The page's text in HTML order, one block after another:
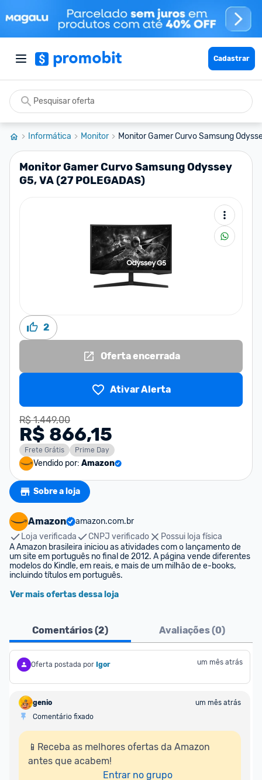
Cadastrar
Informática Monitor Monitor Gamer Curvo Samsung
Monitor Gamer Curvo Samsung Odyssey
G5, VA (27 POLEGADAS)
2
Oferta encerrada
Ativar Alerta
R$ 1.449,00
R$ 866,15
Frete Grátis Prime Day
Vendido por: Amazon
Sobre a loja
Amazon
amazon.com.br
Loja verificada
CNPJ verificado
Possui loja física
A Amazon brasileira iniciou as atividades com o lançamento de
um site em português no final de 2012. A página vende diferentes
modelos do Kindle, em reais, e mais de um milhão de e-books,
incluindo títulos em português.
Ver mais ofertas dessa loja
Comentários (2) Avaliações (0)
Oferta postada por Igor um mês atrás
genio
um mês atrás
Comentário fixado
📱Receba as melhores ofertas da Amazon
antes que acabem!
Entrar no grupo